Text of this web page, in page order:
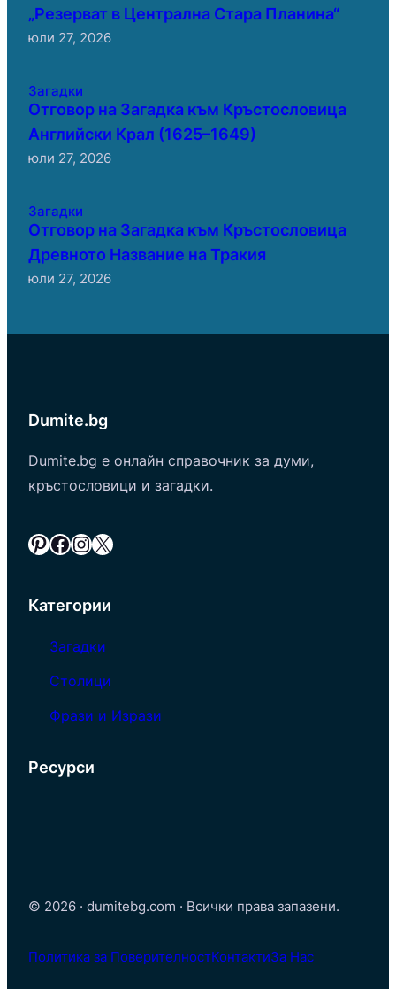
„Резерват в Централна Стара Планина“
юли 27, 2026
Загадки
Отговор на Загадка към Кръстословица
Английски Крал (1625–1649)
юли 27, 2026
Загадки
Отговор на Загадка към Кръстословица
Древното Название на Тракия
юли 27, 2026
Dumite.bg
Dumite.bg е онлайн справочник за думи,
кръстословици и загадки.
Pinterest Facebook InstagramX
Категории
Загадки
Столици
Фрази и Изрази
Ресурси
© 2026 · dumitebg.com · Всички права запазени.
Политика за ПоверителностКонтактиЗа Нас